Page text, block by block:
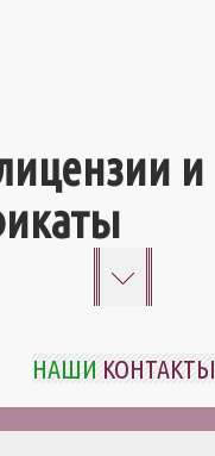
и
НАШИ КОНТАКТЫ